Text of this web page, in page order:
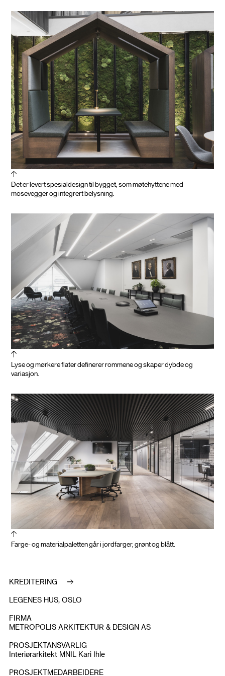
Det er levert spesialdesign til bygget, som møtehyttene med
mosevegger og integrert belysning.
Lyse og mørkere flater definerer rommene og skaper dybde og
variasjon.
Farge- og materialpaletten går i jordfarger, grønt og blått.
KREDITERING
LEGENES HUS, OSLO
FIRMA
METROPOLIS ARKITEKTUR & DESIGN AS
PROSJEKTANSVARLIG
Interiørarkitekt MNIL Kari Ihle
PROSJEKTMEDARBEIDERE